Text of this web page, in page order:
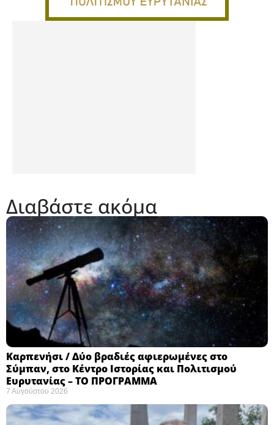
Διαβάστε ακόμα
Καρπενήσι / Δύο βραδιές αφιερωμένες στο
Σύμπαν, στο Κέντρο Ιστορίας και Πολιτισμού
Ευρυτανίας – ΤΟ ΠΡΟΓΡΑΜΜΑ
7 Αυγούστου 2026